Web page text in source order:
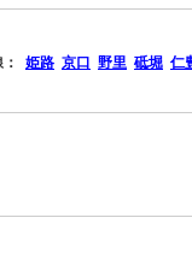
姫路 京口 野里 砥堀 仁